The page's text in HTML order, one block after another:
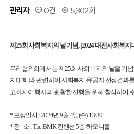
관리자 0건 5,302회
제25회 사회복지의 날 기념, [2024 대전사회복지
우리협의회에서는 제25회 사회복지의 날을 기
지대회]와 관련하여 사회복지 유공자 선정결과
고하시어 행사의 원활한 진행을 위해 참석하여
* 포상일시 : 2024년 9월 4일(수) 13:30
* 장 소 : The BMK 컨벤션 5층 하모니홀